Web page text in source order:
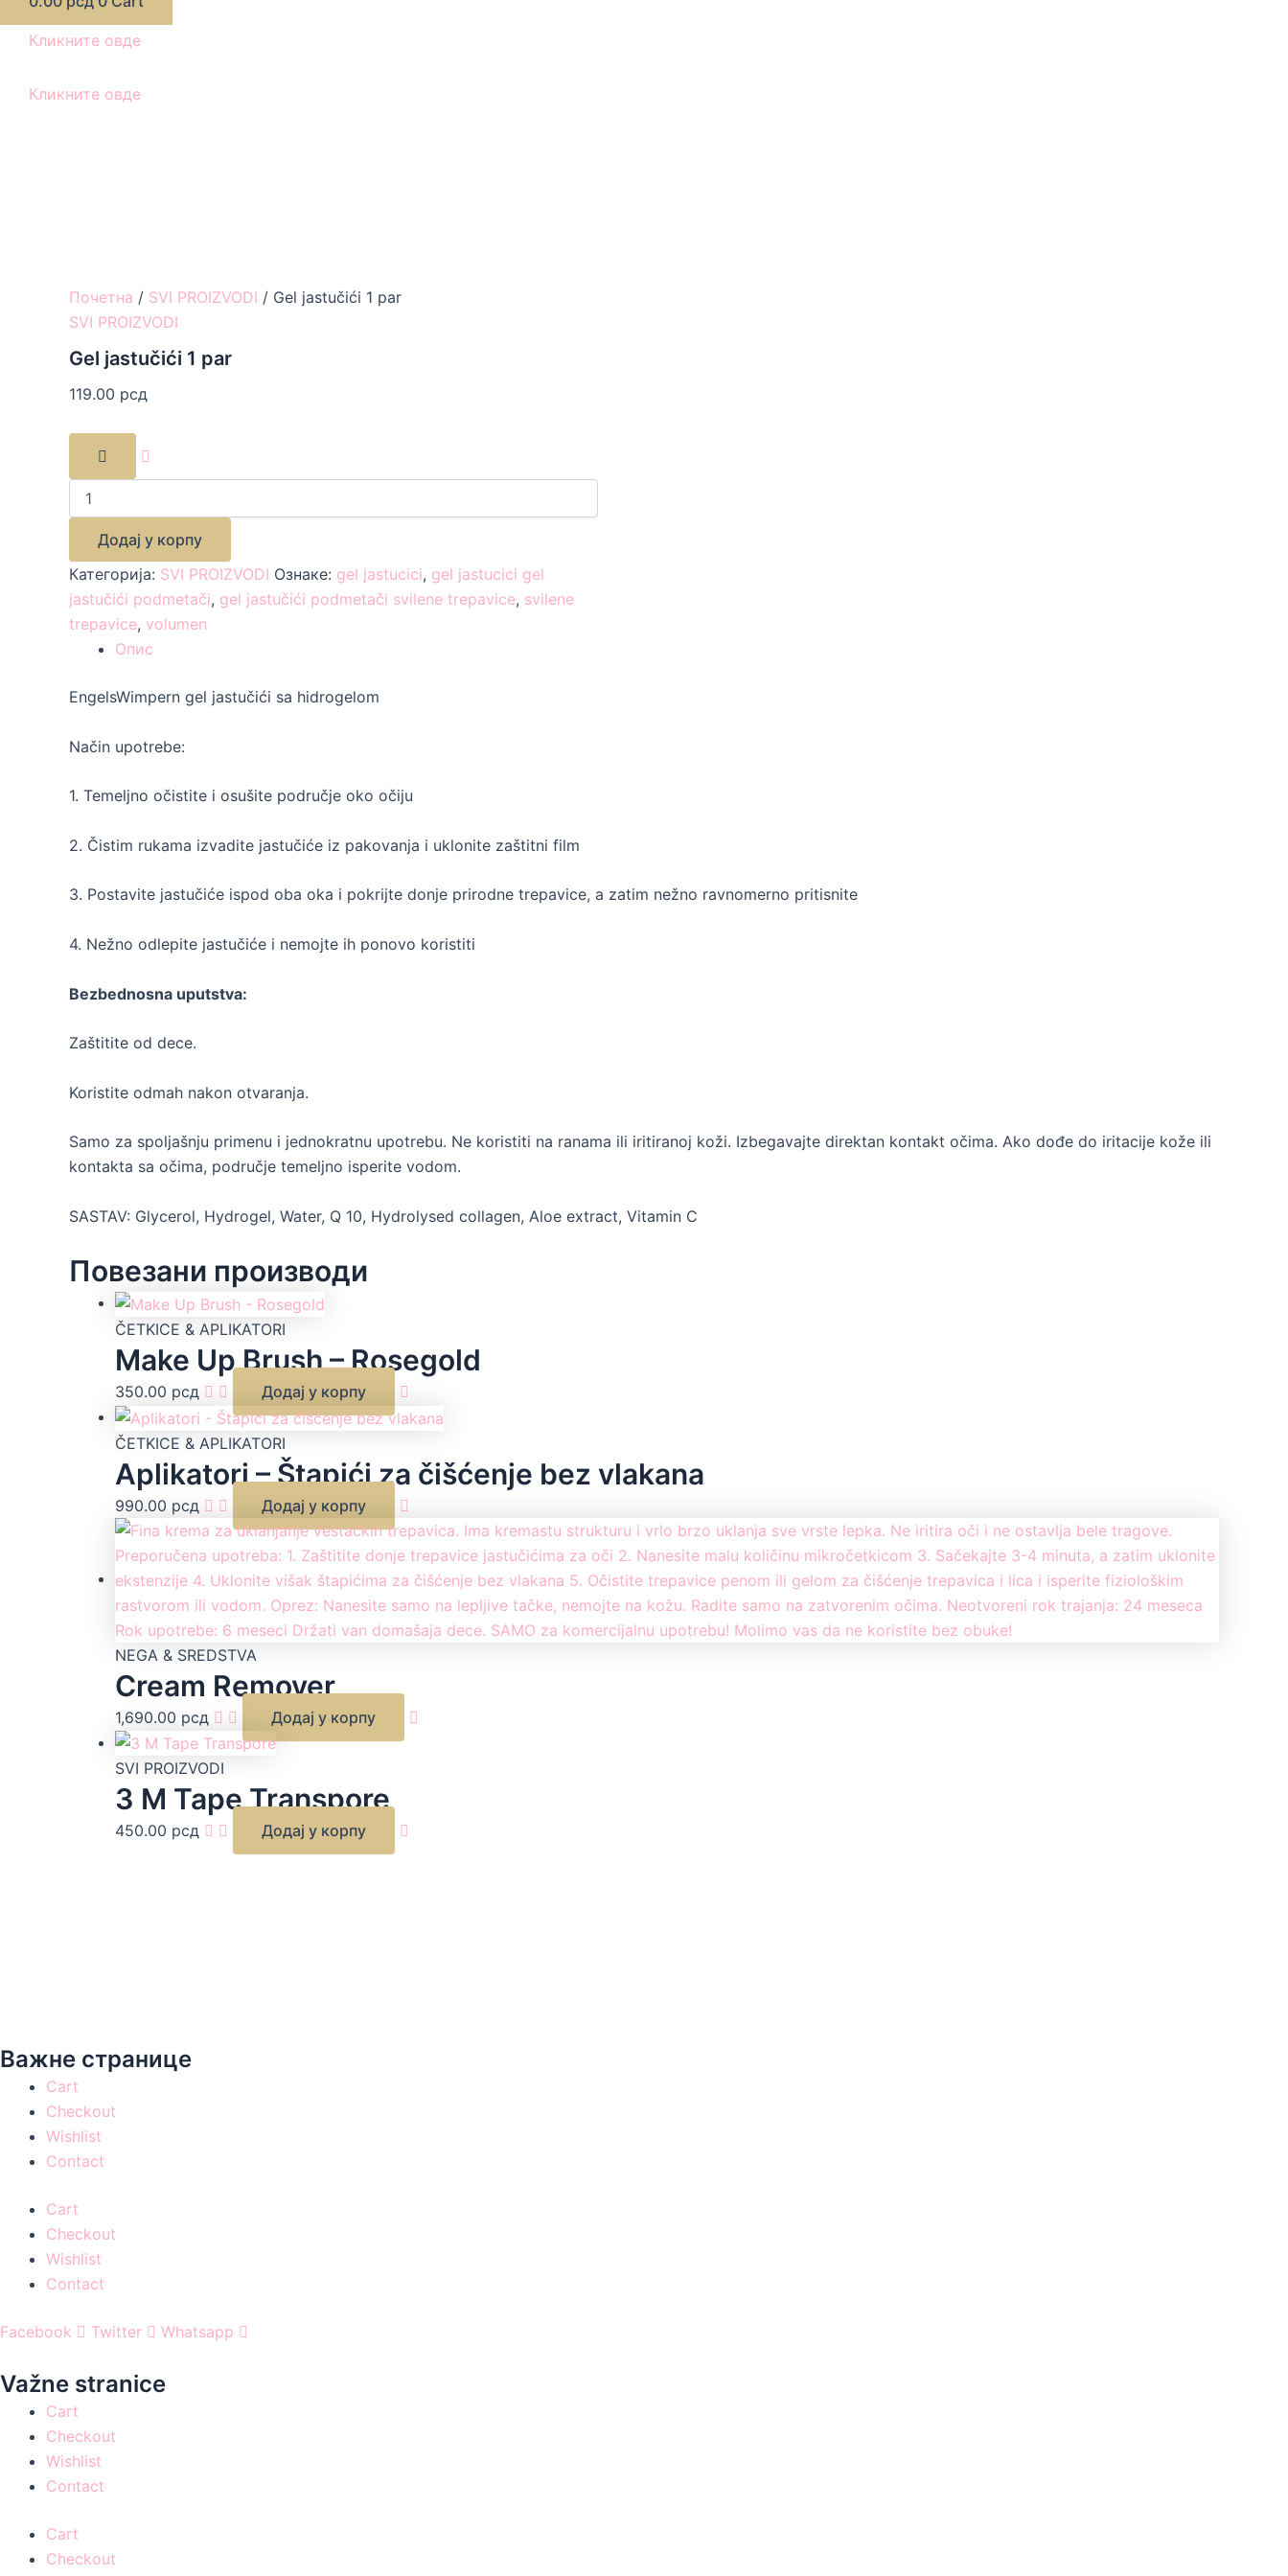
Кликните овде
Кликните овде
Почетна / SVI PROIZVODI / Gel jastučići 1 par
SVI PROIZVODI
Gel jastučići 1 par
119.00 рсд
Додај у корпу
Категорија: SVI PROIZVODI Ознаке: gel jastucici, gel jastucici gel
jastučići podmetači, gel jastučići podmetači svilene trepavice, svilene
trepavice, volumen
Опис
EngelsWimpern gel jastučići sa hidrogelom
Način upotrebe:
1. Temeljno očistite i osušite područje oko očiju
2. Čistim rukama izvadite jastučiće iz pakovanja i uklonite zaštitni film
3. Postavite jastučiće ispod oba oka i pokrijte donje prirodne trepavice, a zatim nežno ravnomerno pritisnite
4. Nežno odlepite jastučiće i nemojte ih ponovo koristiti
Bezbednosna uputstva:
Zaštitite od dece.
Koristite odmah nakon otvaranja.
Samo za spoljašnju primenu i jednokratnu upotrebu. Ne koristiti na ranama ili iritiranoj koži. Izbegavajte direktan kontakt očima. Ako dođe do iritacije kože ili
kontakta sa očima, područje temeljno isperite vodom.
SASTAV: Glycerol, Hydrogel, Water, Q 10, Hydrolysed collagen, Aloe extract, Vitamin C
Повезани производи
ČETKICE & APLIKATORI
Make Up Brush – Rosegold
350.00 рсд Додај у корпу
ČETKICE & APLIKATORI
Aplikatori – Štapići za čišćenje bez vlakana
990.00 рсд Додај у корпу
NEGA & SREDSTVA
Cream Remover
1,690.00 рсд Додај у корпу
SVI PROIZVODI
3 M Tape Transpore
450.00 рсд Додај у корпу
Важне странице
Cart
Checkout
Wishlist
Contact
Cart
Checkout
Wishlist
Contact
Facebook Twitter Whatsapp
Važne stranice
Cart
Checkout
Wishlist
Contact
Cart
Checkout